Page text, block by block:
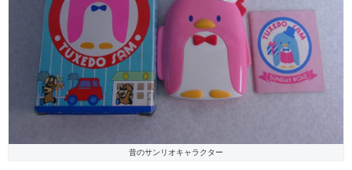
昔のサンリオキャラクター